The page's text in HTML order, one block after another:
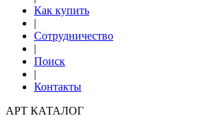
Как купить
|
Сотрудничество
|
Поиск
|
Контакты
АРТ КАТАЛОГ